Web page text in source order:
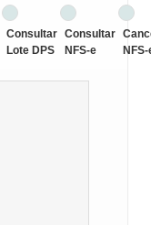
Consultar
Lote DPS
Consultar
NFS-e
NFS-